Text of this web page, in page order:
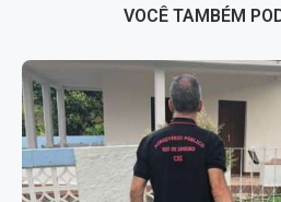
VOCÊ TAMBÉM